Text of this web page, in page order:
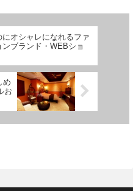
にオシャレになれるファ
ンブランド・WEBショ
め
お